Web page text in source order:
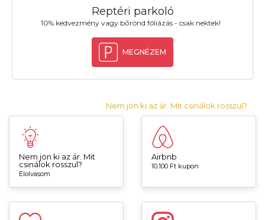
Reptéri parkoló
10% kedvezmény vagy bőrönd fóliázás - csak nektek!
MEGNÉZEM
Nem jön ki az ár. Mit csinálok rosszul?
Nem jön ki az ár. Mit
csinálok rosszul?
Elolvasom
Airbnb
10.100 Ft kupon